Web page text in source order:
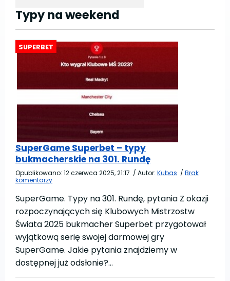
Typy na weekend
SuperGame Superbet – typy
bukmacherskie na 301. Rundę
Opublikowano: 12 czerwca 2025, 21:17 / Autor: Kubas / Brak
komentarzy
SuperGame. Typy na 301. Rundę, pytania Z okazji
rozpoczynających się Klubowych Mistrzostw
Świata 2025 bukmacher Superbet przygotował
wyjątkową serię swojej darmowej gry
SuperGame. Jakie pytania znajdziemy w
dostępnej już odsłonie?…